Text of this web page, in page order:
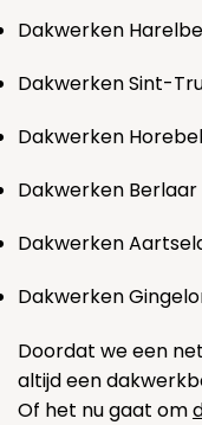
Dakwerken
Dakwerken Sint-
Dakwerken
Dakwerken Berlaar
Dakwerken
Dakwerken
Doordat we een
altijd een
Of het nu gaat om